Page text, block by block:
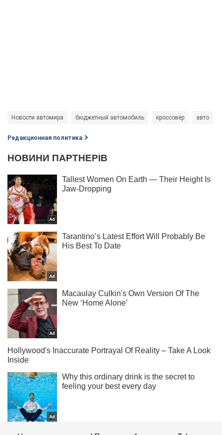
Новости автомира бюджетный автомобиль кроссовер авто
Редакционная политика